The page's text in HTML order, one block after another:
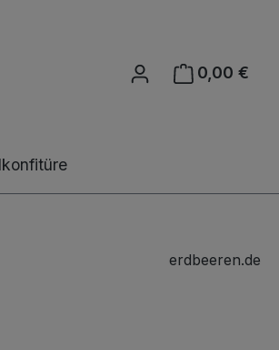
0,00 €
erdbeeren.de